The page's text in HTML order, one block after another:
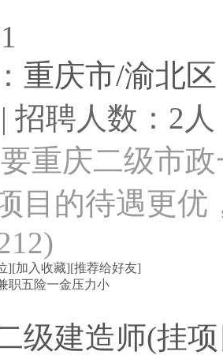
重庆市/渝北区
招聘人数：2
重庆二级市
目的待遇更
][加入收藏][推荐给好友]
职五险一金压力小
级建造师(挂